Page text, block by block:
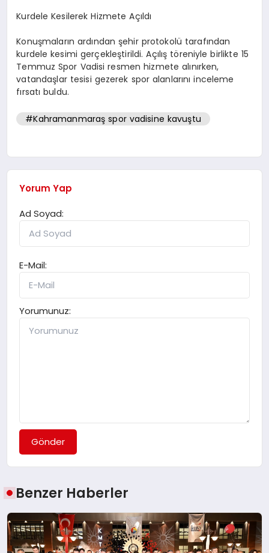
Kurdele Kesilerek Hizmete Açıldı
Konuşmaların ardından şehir protokolü tarafından
kurdele kesimi gerçekleştirildi. Açılış töreniyle birlikte 15
Temmuz Spor Vadisi resmen hizmete alınırken,
vatandaşlar tesisi gezerek spor alanlarını inceleme
fırsatı buldu.
#Kahramanmaraş spor vadisine kavuştu
Yorum Yap
Ad Soyad:
E-Mail:
Yorumunuz:
Gönder
Benzer Haberler